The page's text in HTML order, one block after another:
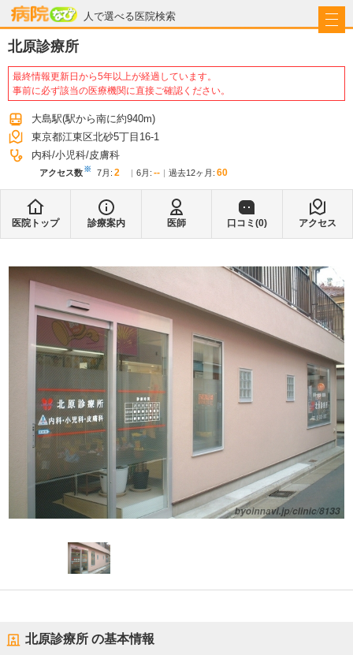
人で選べる医院検索
病院なび
北原診療所
最終情報更新日から5年以上が経過しています。
事前に必ず該当の医療機関に直接ご確認ください。
大島駅(駅から南に約940m)
東京都江東区北砂5丁目16-1
内科 小児科 皮膚科
アクセス数※ 7月 : 2 6月 : -- 過去12ヶ月: 60
医院トップ 診療案内 医師 口コミ(0) アクセス
北原診療所 の基本情報